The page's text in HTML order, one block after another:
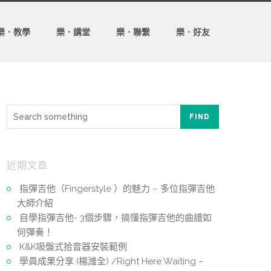
．教學 樂．講堂 樂．聯繫 樂．好友
FIND
近期文章
指彈吉他（Fingerstyle ）的魅力 – 多位指彈吉他
大師介紹
自學指彈吉他- 3個步驟，搞懂指彈吉他的曲譜如
何彈奏！
K&K吸盤式拾音器安裝範例
學員成果分享 (楊濰全) /Right Here Waiting –